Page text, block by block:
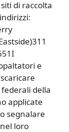
di raccolta
e
della
applicate
segnalare
loro